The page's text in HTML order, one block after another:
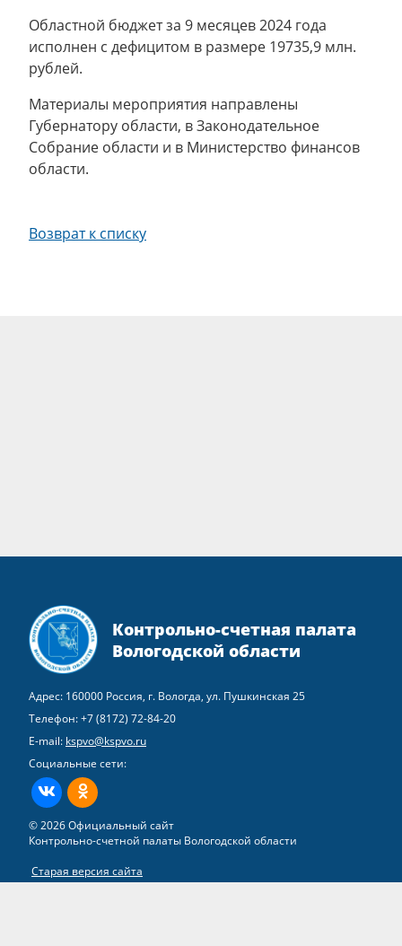
Областной бюджет за 9 месяцев 2024 года
исполнен с дефицитом в размере 19735,9 млн.
рублей.
Материалы мероприятия направлены
Губернатору области, в Законодательное
Собрание области и в Министерство финансов
области.
Возврат к списку
Контрольно-счетная палата
Вологодской области
Адрес: 160000 Россия, г. Вологда, ул. Пушкинская 25
Телефон:+7 (8172) 72-84-20
E-mail: kspvo@kspvo.ru
Социальные сети:
ВКонтактеОдноклассники
© 2026 Официальный сайт
Контрольно-счетной палаты Вологодской области
Старая версия сайта